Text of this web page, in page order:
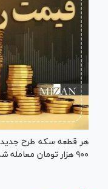
۹۰۰ هزار تومان معامله شد.